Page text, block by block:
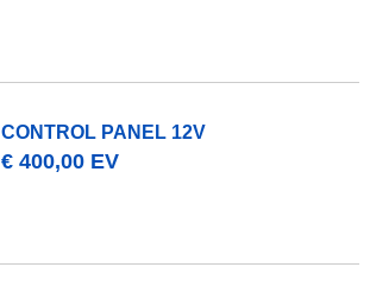
CONTROL PANEL 12V
€ 400,00 EV